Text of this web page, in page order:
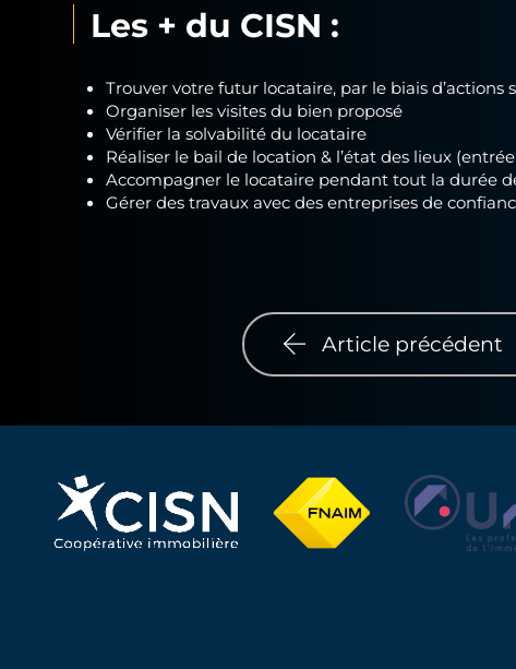
Les + du CISN :
Trouver votre futur locataire, par le biais
Organiser les visites du bien proposé
Vérifier la solvabilité du locataire
Réaliser le bail de location & l’état des lieux
Accompagner le locataire pendant tout la durée
Gérer des travaux avec des entreprises de
Article précédent